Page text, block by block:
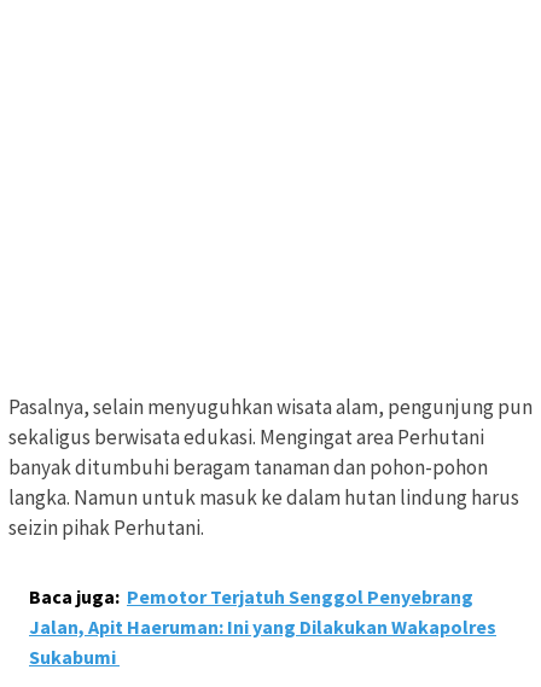
Pasalnya, selain menyuguhkan wisata alam, pengunjung pun
sekaligus berwisata edukasi. Mengingat area Perhutani
banyak ditumbuhi beragam tanaman dan pohon-pohon
langka. Namun untuk masuk ke dalam hutan lindung harus
seizin pihak Perhutani.
Baca juga: Pemotor Terjatuh Senggol Penyebrang
Jalan, Apit Haeruman: Ini yang Dilakukan Wakapolres
Sukabumi